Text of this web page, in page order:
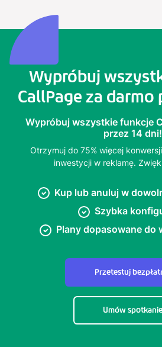
Wypróbuj
CallPage za darmo
Wypróbuj wszystkie funkcje
przez 14 dni!
Otrzymuj do 75% więcej
inwestycji w reklamę.
Kup lub anuluj w
Szybka
Plany dopasowane do
Przetestuj
Umów spotkanie